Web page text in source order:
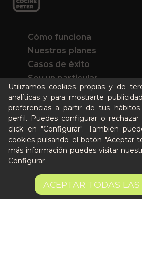
10,50 €
Utilizamos cookies propias y de
analíticas y para mostrarte
preferencias a partir de tus
perfil. Puedes configurar o rechazar
click en "Configurar". También
cookies pulsando el botón "Aceptar
más información puedes visitar
Configurar
ACEPTAR TODAS LAS
Cómo funciona
Nuestros planes
Casos de éxito
Soy un particular
Quién es Peter
Recursos / Blog
Cultura
Llámanos al 644 52 51 02
Escríbenos al Whatsapp
Escríbenos al correo
De lunes a viernes de 8:30 a 14:00